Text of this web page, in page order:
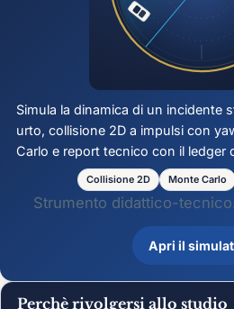
Simula la dinamica di un incidente
urto, collisione 2D a impulsi con
Carlo e report tecnico con il ledger
Collisione 2D Monte Carlo
Strumento didattico-
Apri il
Perchè rivolgersi allo studio